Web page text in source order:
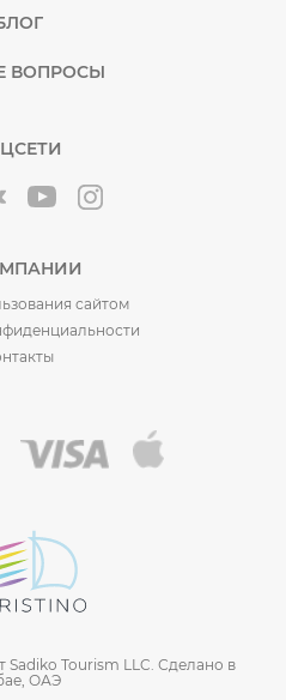
ВОПРОСЫ
сайтом
Sadiko Tourism LLC. Сделано в
ОАЭ